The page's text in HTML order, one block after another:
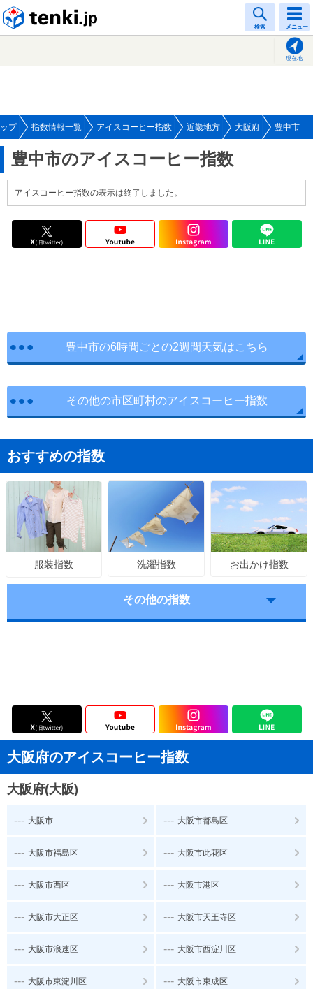
検索 メニュー
現在地
プ 指数情報一覧 アイスコーヒー指数 近畿地方 大阪府 豊中市
豊中市のアイスコーヒー指数
アイスコーヒー指数の表示は終了しました。
豊中市の6時間ごとの2週間天気はこちら
その他の市区町村のアイスコーヒー指数
おすすめの指数
服装指数 洗濯指数 お出かけ指数
その他の指数
大阪府のアイスコーヒー指数
大阪府(大阪)
--- 大阪市 --- 大阪市都島区
--- 大阪市福島区 --- 大阪市此花区
--- 大阪市西区 --- 大阪市港区
--- 大阪市大正区 --- 大阪市天王寺区
--- 大阪市浪速区 --- 大阪市西淀川区
--- 大阪市東淀川区 --- 大阪市東成区